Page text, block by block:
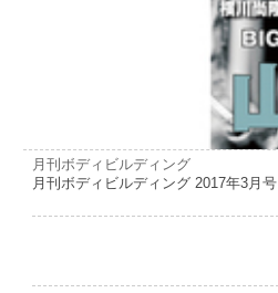
月刊ボディビルディング
月刊ボディビルディング 2017年3月号